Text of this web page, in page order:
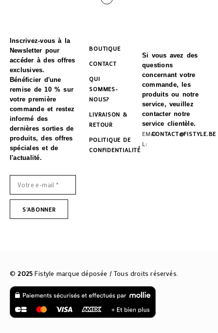
Inscrivez-vous à la
Newsletter pour
accéder à des offres
exclusives.
Bénéficier d'une
remise de 10 % sur
votre première
commande et restez
informé des
dernières sorties de
produits, des offres
spéciales et de
l'actualité.
BOUTIQUE
CONTACT
QUI
SOMMES-
NOUS?
LIVRAISON &
RETOUR
POLITIQUE DE
CONFIDENTIALITÉ
Si vous avez des
questions
concernant votre
commande, les
produits ou notre
service, veuillez
contacter notre
service clientèle.
EMAI
L:
CONTACT@FISTYLE.BE
©2025Fistyle marque déposée / Tous droits réservés.